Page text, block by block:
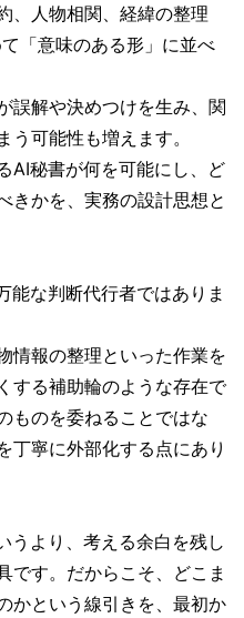
、人物相関、経緯の整理
「意味のある形」に並べ
誤解や決めつけを生み、関
可能性も増えます。
AI秘書が何を可能にし、ど
きかを、実務の設計思想と
能な判断代行者ではありま
情報の整理といった作業を
する補助輪のような存在で
ものを委ねることではな
丁寧に外部化する点にあり
うより、考える余白を残し
です。だからこそ、どこま
かという線引きを、最初か